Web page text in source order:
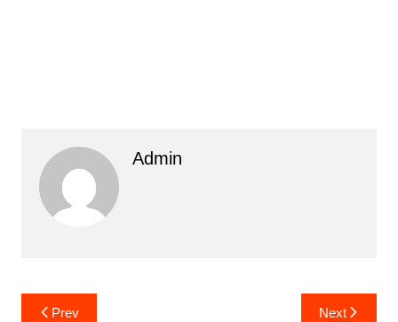
Admin
Prev Next